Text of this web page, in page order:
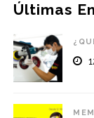
Últimas